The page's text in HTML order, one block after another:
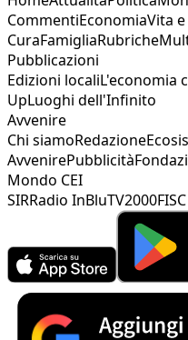
CommentiEconomiaVita e
CuraFamigliaRubriche
Pubblicazioni
Edizioni localiL'economia
UpLuoghi dell'Infinito
Avvenire
Chi siamoRedazione
AvvenirePubblicità
Mondo CEI
SIRRadio InBluTV2000FISC